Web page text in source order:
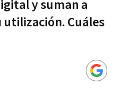
y suman a
Cuáles